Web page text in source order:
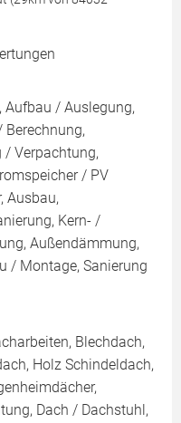
Aufbau / Auslegung,
Berechnung,
/ Verpachtung,
/ PV
Ausbau,
Kern- /
Außendämmung,
/ Montage, Sanierung
Blechdach,
Holz Schindeldach,
Dach / Dachstuhl,